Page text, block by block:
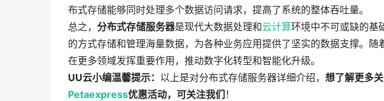
布式存储能够同时处理多个数据访问请求，提高了系统的整体吞吐量。
总之， 分布式存储服务器是现代大数据处理和云计算环境中不可或缺的基
的方式存储和管理海量数据，为各种业务应用提供了坚实的数据支撑。
在更多领域发挥重要作用，推动数字化转型和智能化升级。
UU云小编温馨提示： 以上是对分布式存储服务器详细介绍， 想了解更多
Petaexpress优惠活动，可关注我们 ！